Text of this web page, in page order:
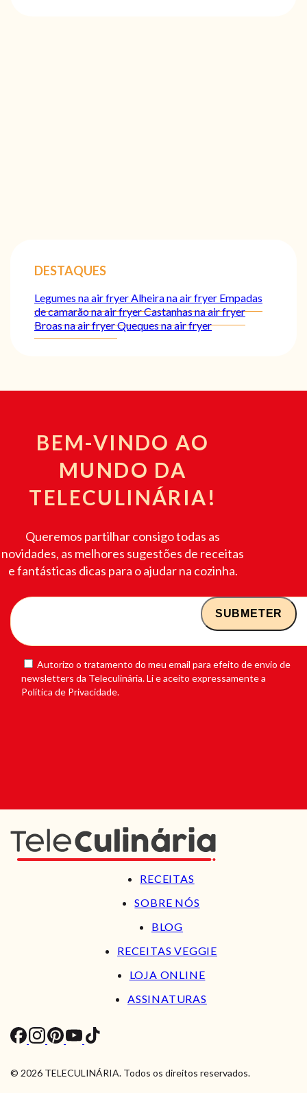
DESTAQUES
Legumes na air fryerAlheira na air fryer Empadas
de camarão na air fryerCastanhas na air fryer
Broas na air fryerQueques na air fryer
BEM-VINDO AO
MUNDO DA
TELECULINÁRIA!
Queremos partilhar consigo todas as
novidades, as melhores sugestões de receitas
e fantásticas dicas para o ajudar na cozinha.
Autorizo o tratamento do meu email para efeito de envio de
newsletters da Teleculinária. Li e aceito expressamente a
Política de Privacidade.
RECEITAS
SOBRE NÓS
BLOG
RECEITAS VEGGIE
LOJA ONLINE
ASSINATURAS
© 2026 TELECULINÁRIA. Todos os direitos reservados.